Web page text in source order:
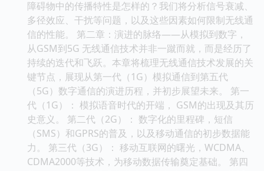
障碍物中的传播特性是怎样的？我们将分析信号衰减、
多径效应、干扰等问题，以及这些因素如何限制无线通
信的性能。 第二章：演进的脉络——从模拟到数字，
从GSM到5G 无线通信技术并非一蹴而就，而是经历了
持续的迭代和飞跃。本章将梳理无线通信技术发展的关
键节点，展现从第一代（1G）模拟通信到第五代
（5G）数字通信的演进历程，并初步展望未来。 第一
代（1G）： 模拟语音时代的开端， GSM的出现及其历
史意义。 第二代（2G）： 数字化的里程碑，短信
（SMS）和GPRS的普及，以及移动通信的初步数据能
力。 第三代（3G）： 移动互联网的曙光，WCDMA、
CDMA2000等技术，为移动数据传输奠定基础。 第四